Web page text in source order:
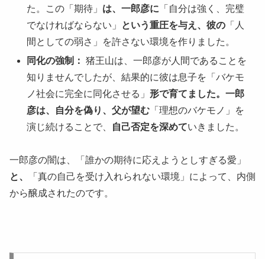
た。この「期待」 は、一郎彦に 「自分は強く、完璧
でなければならない」
という重圧を与え、彼の 「人
間としての弱さ」を許さない環境を作りました。
同化の強制： 猪王山は、一郎彦が人間であることを
知りませんでしたが、結果的に彼は息子を「バケモ
ノ社会に完全に同化させる」形で育てました。一郎
彦は、自分を偽り、父が望む 「理想のバケモノ」を
演じ続けることで、
自己否定を深めていきました。
一郎彦の闇は、「誰かの期待に応えようとしすぎる愛」
と、
「真の自己を受け入れられない環境」によって、内側
から醸成されたのです。